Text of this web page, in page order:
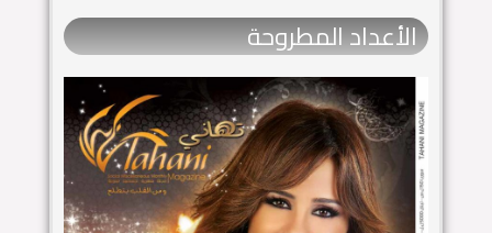
الأعداد المطروحة​